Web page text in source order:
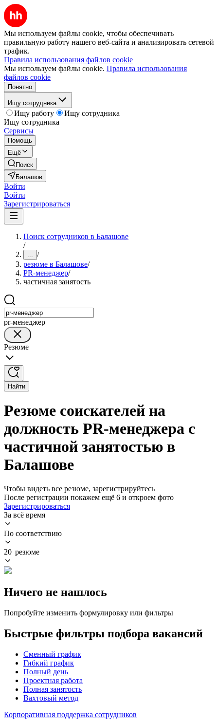
Мы используем файлы cookie, чтобы обеспечивать
правильную работу нашего веб-сайта и анализировать сетевой
трафик.
Правила использования файлов cookie
Мы используем файлы cookie. Правила использования
файлов cookie
Понятно
Ищу сотрудника
Ищу работу
Ищу сотрудника
Ищу сотрудника
Сервисы
Помощь
Ещё
Поиск
Балашов
Войти
Войти
Зарегистрироваться
Поиск сотрудников в Балашове
/
... /
резюме в Балашове/
PR-менеджер/
частичная занятость
pr-менеджер
Резюме
Найти
Резюме соискателей на
должность PR-менеджера с
частичной занятостью в
Балашове
Чтобы видеть все резюме, зарегистрируйтесь
После регистрации покажем ещё 6 и откроем фото
Зарегистрироваться
За всё время
По соответствию
20 резюме
Ничего не нашлось
Попробуйте изменить формулировку или фильтры
Быстрые фильтры подбора вакансий
Сменный график
Гибкий график
Полный день
Проектная работа
Полная занятость
Вахтовый метод
Корпоративная поддержка сотрудников